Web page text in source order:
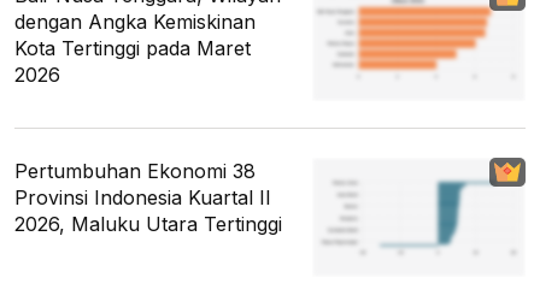
dengan Angka Kemiskinan
Kota Tertinggi pada Maret
2026
Pertumbuhan Ekonomi 38
Provinsi Indonesia Kuartal II
2026, Maluku Utara Tertinggi